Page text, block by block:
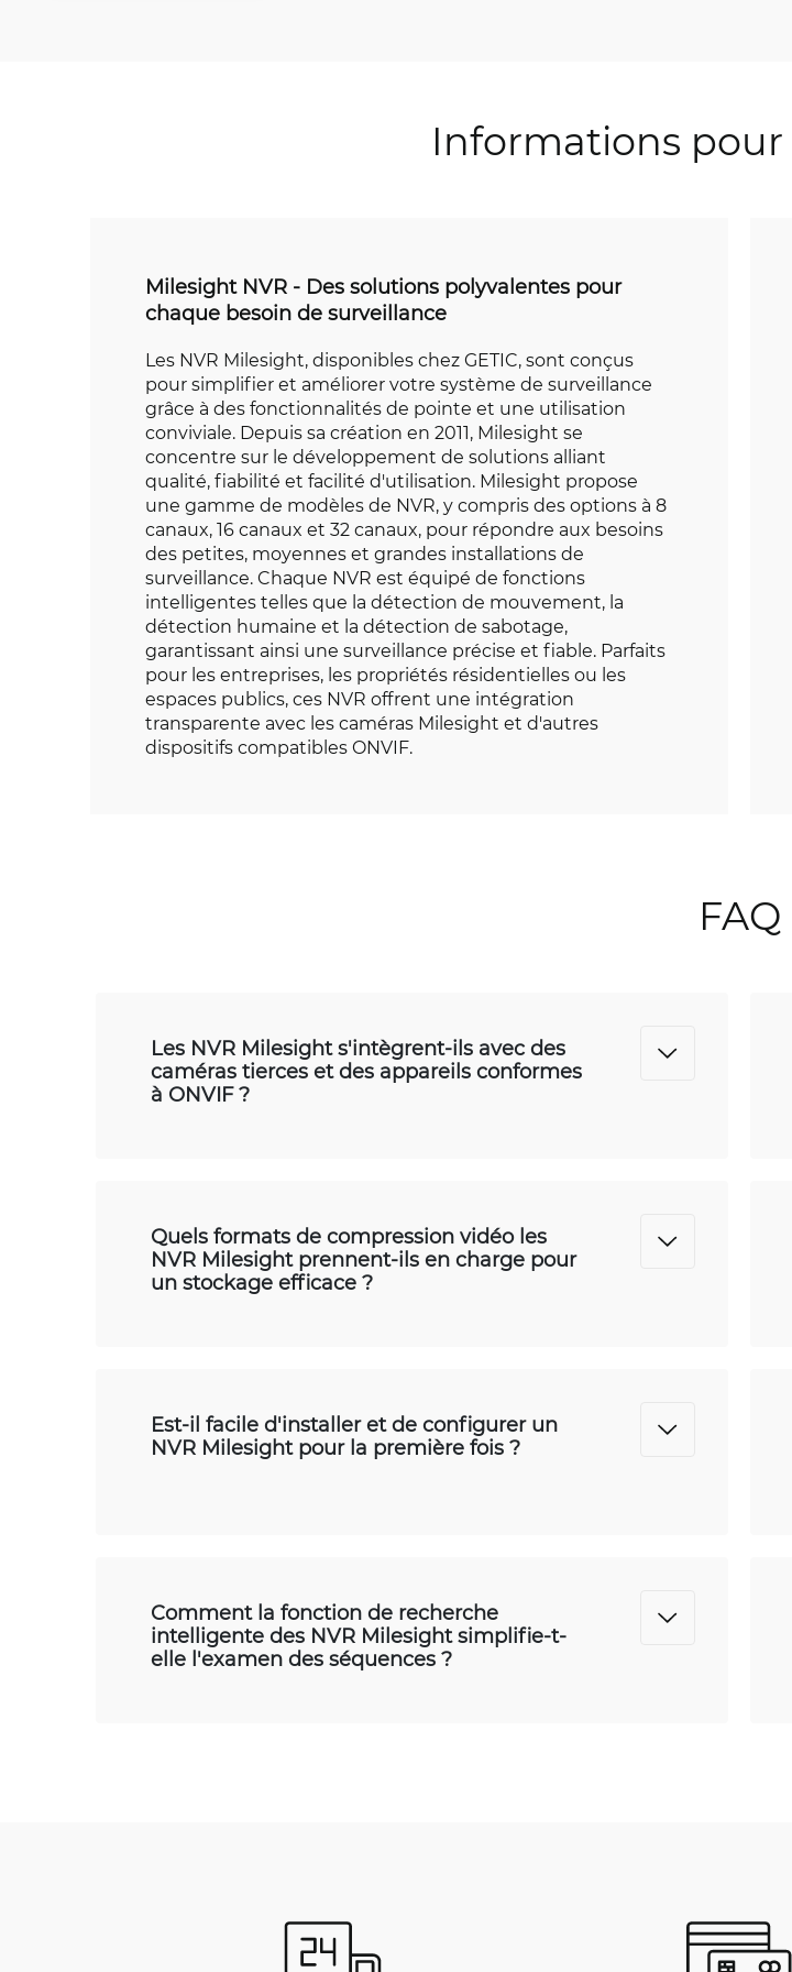
Informations pour
Milesight NVR - Des solutions polyvalentes pour
chaque besoin de surveillance
Les NVR Milesight, disponibles chez GETIC, sont conçus
pour simplifier et améliorer votre système de surveillance
grâce à des fonctionnalités de pointe et une utilisation
conviviale. Depuis sa création en 2011, Milesight se
concentre sur le développement de solutions alliant
qualité, fiabilité et facilité d'utilisation. Milesight propose
une gamme de modèles de NVR, y compris des options à 8
canaux, 16 canaux et 32 canaux, pour répondre aux besoins
des petites, moyennes et grandes installations de
surveillance. Chaque NVR est équipé de fonctions
intelligentes telles que la détection de mouvement, la
détection humaine et la détection de sabotage,
garantissant ainsi une surveillance précise et fiable. Parfaits
pour les entreprises, les propriétés résidentielles ou les
espaces publics, ces NVR offrent une intégration
transparente avec les caméras Milesight et d'autres
dispositifs compatibles ONVIF.
FAQ
Les NVR Milesight s'intègrent-ils avec des
caméras tierces et des appareils conformes
à ONVIF ?
Quels formats de compression vidéo les
NVR Milesight prennent-ils en charge pour
un stockage efficace ?
Est-il facile d'installer et de configurer un
NVR Milesight pour la première fois ?
Comment la fonction de recherche
intelligente des NVR Milesight simplifie-t-
elle l'examen des séquences ?